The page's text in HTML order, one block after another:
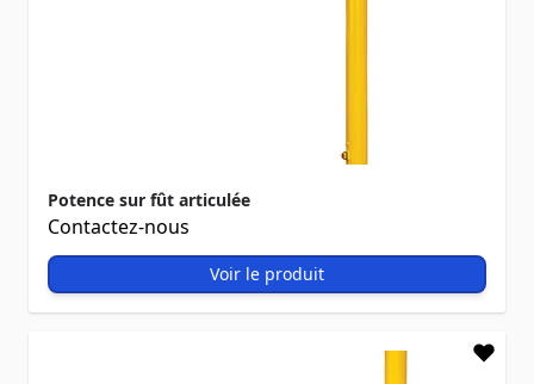
Potence sur fût articulée
Contactez-nous
Voir le produit